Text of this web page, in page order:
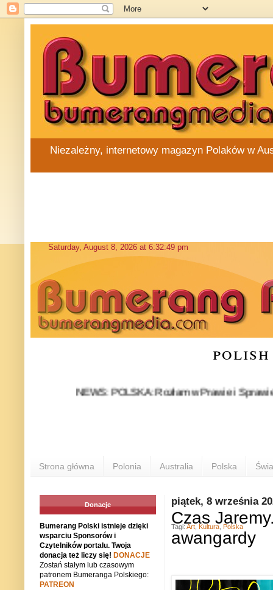
Niezależny, internetowy magazyn Polaków w
NEWS: POLSKA: Rozłam w Prawie i
Strona główna Polonia Australia Polska
piątek, 8 września
Czas
awangardy
Tagi: Art Kultura Polska
Donacje
Bumerang Polski istnieje dzięki
wsparciu Sponsorów i
Czytelników portalu. Twoja
donacja też liczy się! DONACJE
Zostań stałym lub czasowym
patronem Bumeranga Polskiego:
PATREON